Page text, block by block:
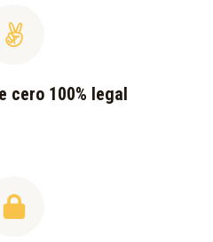
cero 100% legal